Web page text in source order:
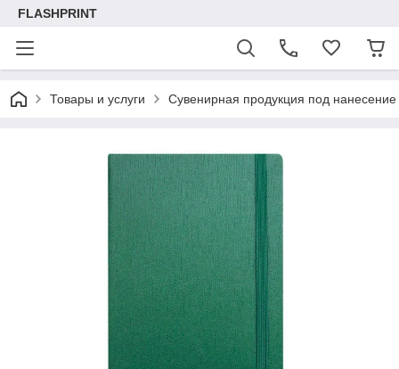
FLASHPRINT
Товары и услуги Сувенирная продукция под нанесение